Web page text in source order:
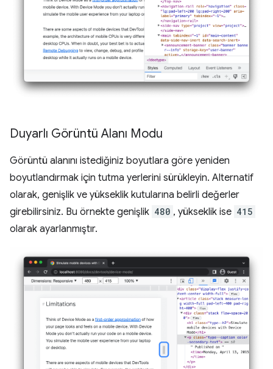
Duyarlı Görüntü Alanı Modu
Görüntü alanını istediğiniz boyutlara göre yeniden
boyutlandırmak için tutma yerlerini sürükleyin. Alternatif
olarak, genişlik ve yükseklik kutularına belirli değerler
girebilirsiniz. Bu örnekte genişlik 480 , yükseklik ise 415
olarak ayarlanmıştır.